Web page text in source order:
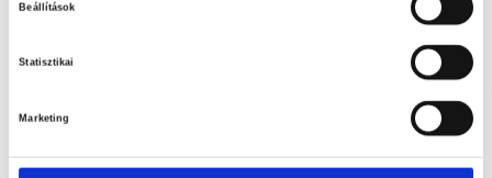
Beállítások
Statisztikai
Marketing
Hozzáadás a kívánságlistához
Megosztás